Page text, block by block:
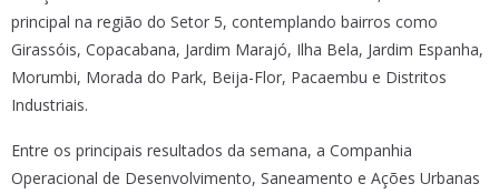
principal na região do Setor 5, contemplando bairros como
Girassóis, Copacabana, Jardim Marajó, Ilha Bela, Jardim Espanha,
Morumbi, Morada do Park, Beija-Flor, Pacaembu e Distritos
Industriais.
Entre os principais resultados da semana, a Companhia
Operacional de Desenvolvimento, Saneamento e Ações Urbanas